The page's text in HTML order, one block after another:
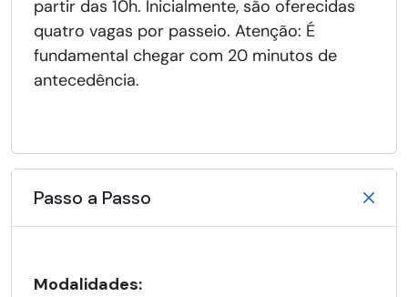
partir das 10h. Inicialmente, são oferecidas
quatro vagas por passeio. Atenção: É
fundamental chegar com 20 minutos de
antecedência.
Passo a Passo
Modalidades: